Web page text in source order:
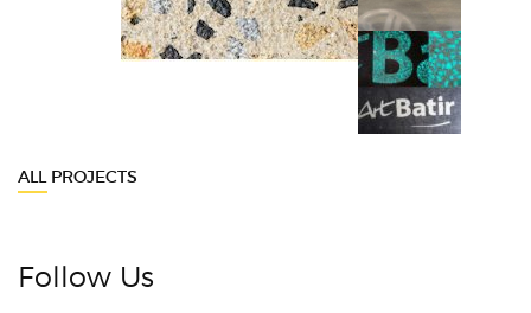
ALL PROJECTS
Follow Us